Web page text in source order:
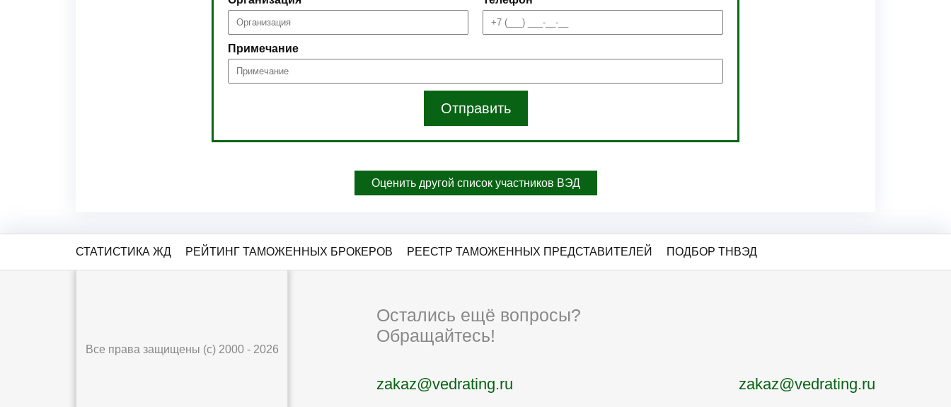
Примечание
Отправить
Оценить другой список участников ВЭД
СТАТИСТИКА ЖД РЕЙТИНГ ТАМОЖЕННЫХ БРОКЕРОВ РЕЕСТР ТАМОЖЕННЫХ ПРЕДСТАВИТЕЛЕЙ ПОДБОР ТНВЭД
Все права защищены (с) 2000 - 2026
Остались ещё вопросы?
Обращайтесь!
zakaz@vedrating.ru zakaz@vedrating.ru